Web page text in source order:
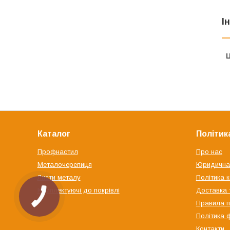
Каталог
Профнастил
Металочерепиця
Листи металу
Комплектуючі до покрівлі
Про нас
Юридична
Політика
Доставка
Правила
Політика